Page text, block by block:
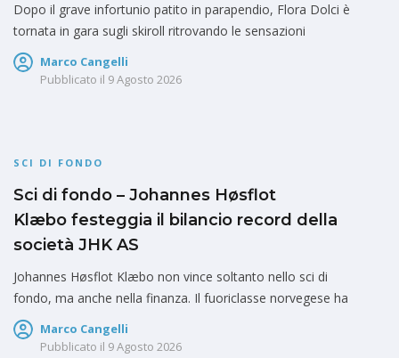
Dopo il grave infortunio patito in parapendio, Flora Dolci è
tornata in gara sugli skiroll ritrovando le sensazioni
Marco Cangelli
Pubblicato il 9 Agosto 2026
SCI DI FONDO
Sci di fondo – Johannes Høsflot
Klæbo festeggia il bilancio record della
società JHK AS
Johannes Høsflot Klæbo non vince soltanto nello sci di
fondo, ma anche nella finanza. Il fuoriclasse norvegese ha
Marco Cangelli
Pubblicato il 9 Agosto 2026